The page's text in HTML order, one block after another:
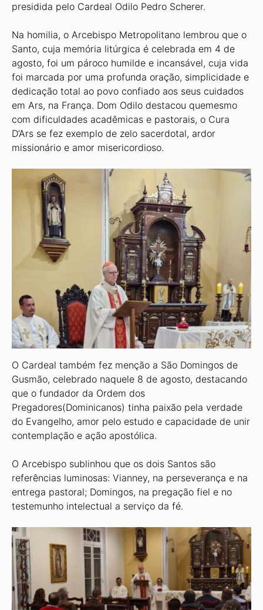
presidida pelo Cardeal Odilo Pedro Scherer.
Na homilia, o Arcebispo Metropolitano lembrou que o
Santo, cuja memória litúrgica é celebrada em 4 de
agosto, foi um pároco humilde e incansável, cuja vida
foi marcada por uma profunda oração, simplicidade e
dedicação total ao povo confiado aos seus cuidados
em Ars, na França. Dom Odilo destacou quemesmo
com dificuldades acadêmicas e pastorais, o Cura
D’Ars se fez exemplo de zelo sacerdotal, ardor
missionário e amor misericordioso.
O Cardeal também fez menção a São Domingos de
Gusmão, celebrado naquele 8 de agosto, destacando
que o fundador da Ordem dos
Pregadores(Dominicanos) tinha paixão pela verdade
do Evangelho, amor pelo estudo e capacidade de unir
contemplação e ação apostólica.
O Arcebispo sublinhou que os dois Santos são
referências luminosas: Vianney, na perseverança e na
entrega pastoral; Domingos, na pregação fiel e no
testemunho intelectual a serviço da fé.